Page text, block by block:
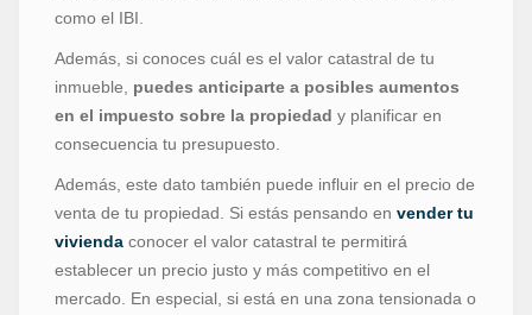
como el IBI.
Además, si conoces cuál es el valor catastral de tu
inmueble, puedes anticiparte a posibles aumentos
en el impuesto sobre la propiedad y planificar en
consecuencia tu presupuesto.
Además, este dato también puede influir en el precio de
venta de tu propiedad. Si estás pensando en vender tu
vivienda conocer el valor catastral te permitirá
establecer un precio justo y más competitivo en el
mercado. En especial, si está en una zona tensionada o